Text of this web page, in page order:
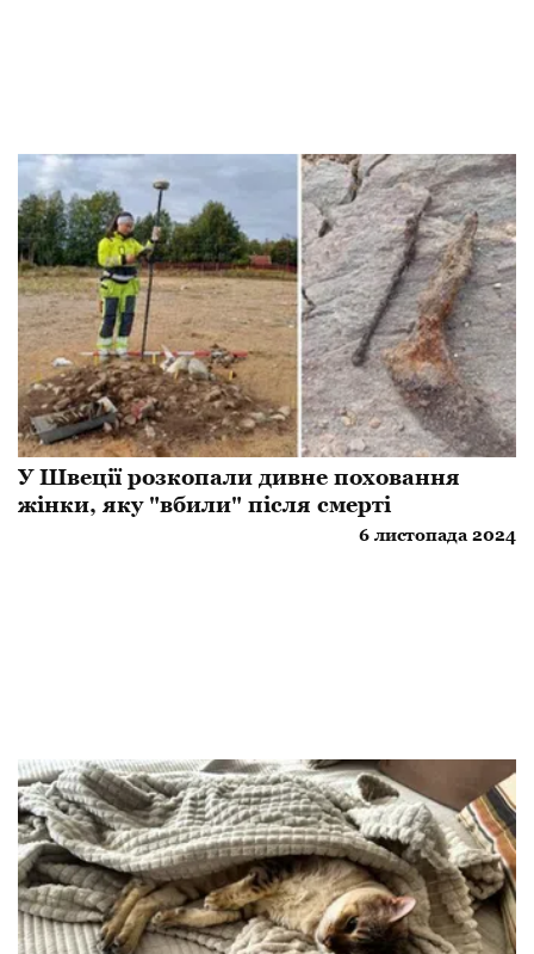
У Швеції розкопали дивне поховання
жінки, яку "вбили" після смерті
6 листопада 2024